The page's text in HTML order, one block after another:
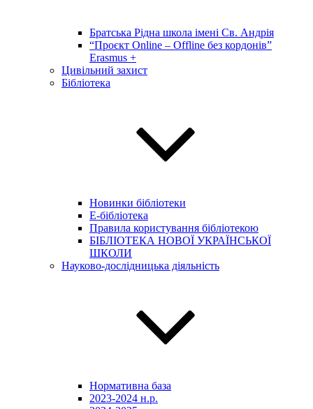
Братська Рідна школа імені Св. Андрія
“Проєкт Online – Offline без кордонів”
Erasmus +
Цивільний захист
Бібліотека
Новинки бібліотеки
E-бібліотека
Правила користування бібліотекою
БІБЛІОТЕКА НОВОЇ УКРАЇНСЬКОЇ
ШКОЛИ
Науково-дослідницька діяльність
Нормативна база
2023-2024 н.р.